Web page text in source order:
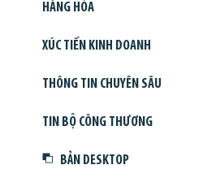
HÀNG HÓA
XÚC TIẾN KINH DOANH
THÔNG TIN CHUYÊN SÂU
TIN BỘ CÔNG THƯƠNG
BẢN DESKTOP